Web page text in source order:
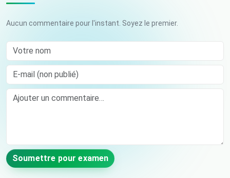
Aucun commentaire pour l'instant. Soyez le premier.
Votre nom
E-mail (non publié)
Comment
Soumettre pour examen